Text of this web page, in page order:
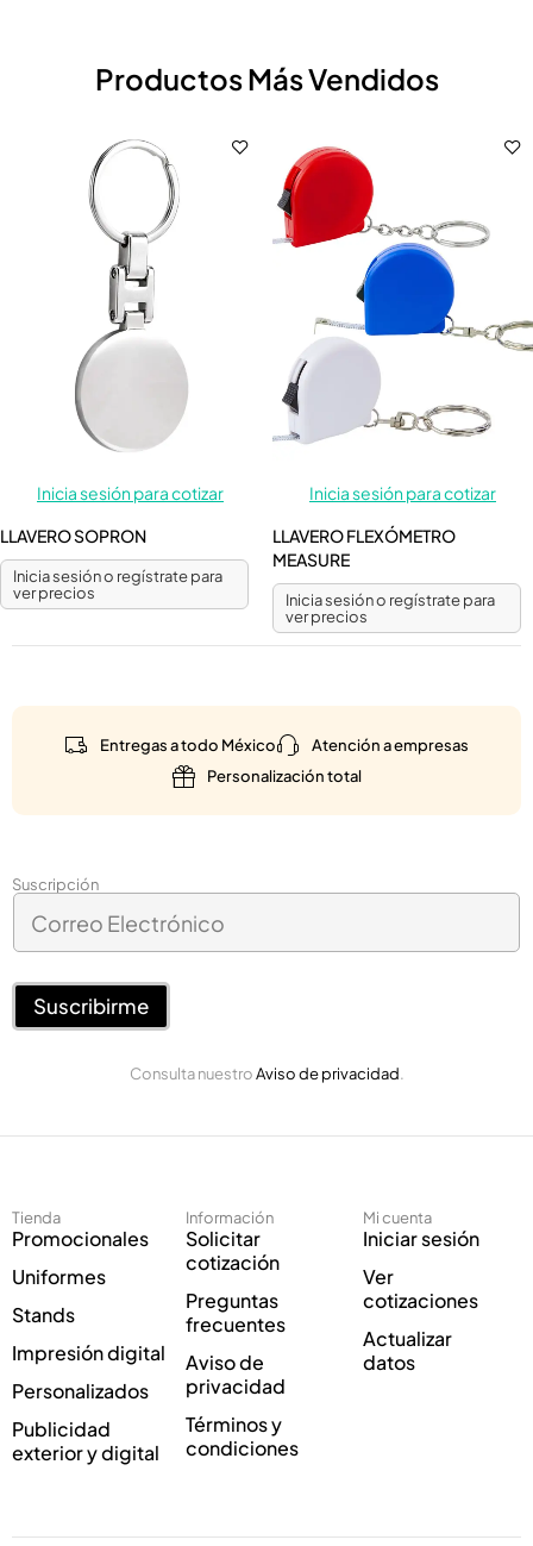
Productos Más Vendidos
Inicia sesión para cotizar
LLAVERO SOPRON
Inicia sesión o regístrate para
ver precios
Inicia sesión para cotizar
LLAVERO FLEXÓMETRO
MEASURE
Inicia sesión o regístrate para
ver precios
Entregas a todo México
Atención a empresas
Personalización total
Suscripción
E
t
ó
o
e
c
r
ó
i
c
E
l
t
C
r
r
o
c
n
i
c
o
*
Suscribirme
Consulta nuestroAviso de privacidad.
Tienda
Promocionales
Uniformes
Stands
Impresión digital
Personalizados
Publicidad
exterior y digital
Información
Solicitar
cotización
Preguntas
frecuentes
Aviso de
privacidad
Términos y
condiciones
Mi cuenta
Iniciar sesión
Ver
cotizaciones
Actualizar
datos